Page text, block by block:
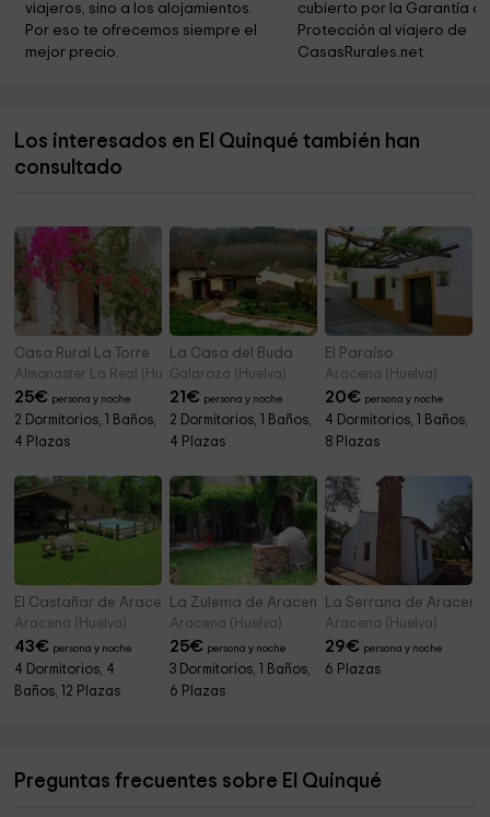
Mural Industria y Artesanía del Cerdo
Iglesia de San Miguel 2,2 km
Valdelarte 2,5 km
viajeros, sino a los alojamientos.
Por eso te ofrecemos siempre el
mejor precio.
cubierto por la Garantía
Protección al viajero de
CasasRurales.net
Los interesados en El Quinqué también han
consultado
Casa Rural La Torre
Almonaster La Real (Huelva)
25€ persona y noche
2 Dormitorios, 1 Baños,
4 Plazas
La Casa del Buda
Galaroza (Huelva)
21€ persona y noche
2 Dormitorios, 1 Baños,
4 Plazas
El Paraíso
Aracena (Huelva)
20€ persona y noche
4 Dormitorios, 1 Baños,
8 Plazas
El Castañar de Aracena
Aracena (Huelva)
43€ persona y noche
4 Dormitorios, 4
Baños, 12 Plazas
La Zulema de Aracena
Aracena (Huelva)
25€ persona y noche
3 Dormitorios, 1 Baños,
6 Plazas
La Serrana de Aracena
Aracena (Huelva)
29€ persona y noche
6 Plazas
Preguntas frecuentes sobre El Quinqué